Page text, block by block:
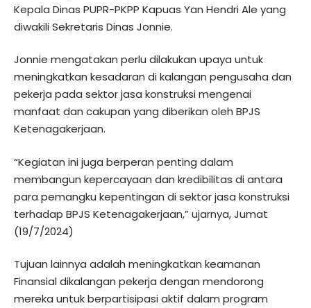
Kepala Dinas PUPR-PKPP Kapuas Yan Hendri Ale yang
diwakili Sekretaris Dinas Jonnie.
Jonnie mengatakan perlu dilakukan upaya untuk
meningkatkan kesadaran di kalangan pengusaha dan
pekerja pada sektor jasa konstruksi mengenai
manfaat dan cakupan yang diberikan oleh BPJS
Ketenagakerjaan.
“Kegiatan ini juga berperan penting dalam
membangun kepercayaan dan kredibilitas di antara
para pemangku kepentingan di sektor jasa konstruksi
terhadap BPJS Ketenagakerjaan,” ujarnya, Jumat
(19/7/2024)
Tujuan lainnya adalah meningkatkan keamanan
Finansial dikalangan pekerja dengan mendorong
mereka untuk berpartisipasi aktif dalam program